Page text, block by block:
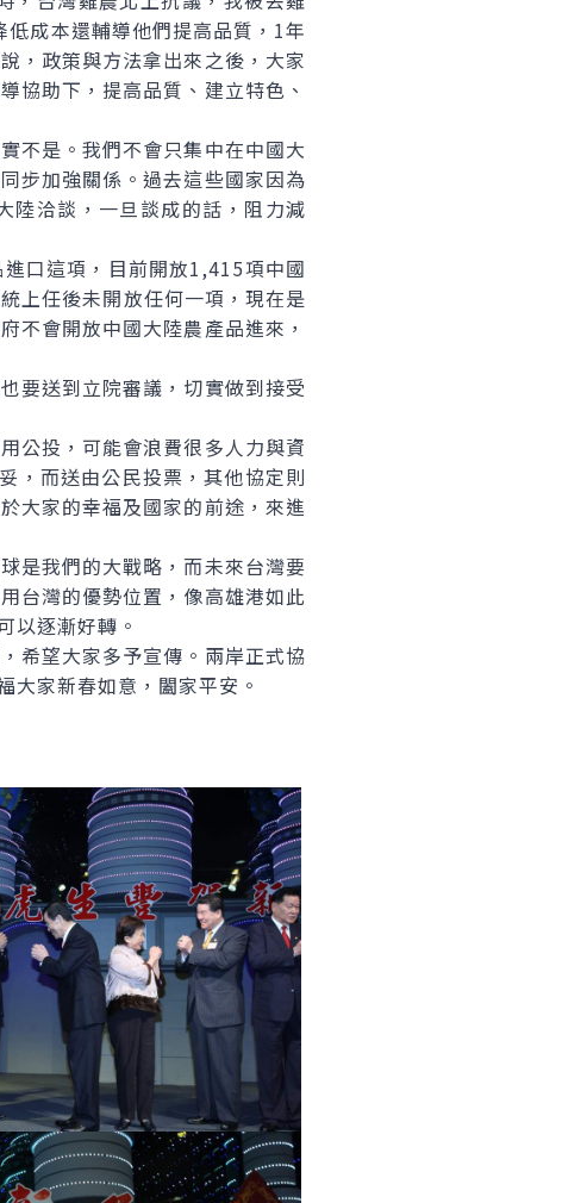
成本還輔導他們提高品質，1年
，政策與方法拿出來之後，大家
協助下，提高品質、建立特色、
是。我們不會只集中在中國大
步加強關係。過去這些國家因為
陸洽談，一旦談成的話，阻力減
口這項，目前開放1,415項中國
上任後未開放任何一項，現在是
不會開放中國大陸農產品進來，
送到立院審議，切實做到接受
投，可能會浪費很多人力與資
，而送由公民投票，其他協定則
大家的幸福及國家的前途，來進
是我們的大戰略，而未來台灣要
台灣的優勢位置，像高雄港如此
以逐漸好轉。
希望大家多予宣傳。兩岸正式協
大家新春如意，闔家平安。